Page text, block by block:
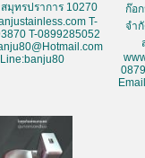
มุทรปราการ 10270
T-
T-0899285052
Line:banju80
ก๊อ
จำ